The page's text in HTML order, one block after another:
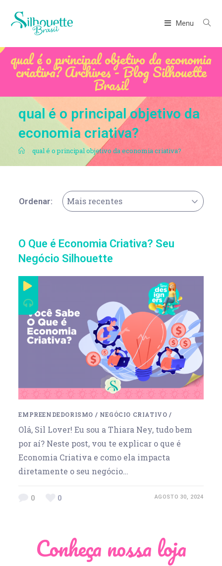
Menu
qual é o principal objetivo da economia
criativa? Archives - Blog Silhouette
Brasil
qual é o principal objetivo da
economia criativa?
. qual é o principal objetivo da economia criativa?
Ordenar: Mais recentes
O Que é Economia Criativa? Seu
Negócio Silhouette
EMPREENDEDORISMO / NEGÓCIO CRIATIVO /
Olá, Sil Lover! Eu sou a Thiara Ney, tudo bem
por aí? Neste post, vou te explicar o que é
Economia Criativa e como ela impacta
diretamente o seu negócio…
0 0 AGOSTO 30, 2024
Conheça nossa loja